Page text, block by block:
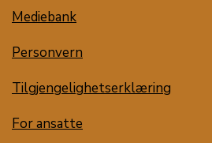
Mediebank
Personvern
Tilgjengelighetserklæring
For ansatte